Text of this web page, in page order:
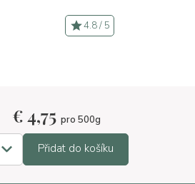
4.8 / 5
€4,75 pro 500g
Přidat do košíku